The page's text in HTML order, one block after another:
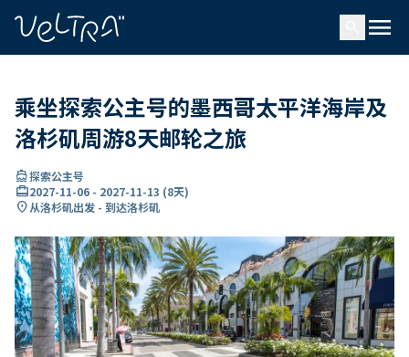
menu
乘坐探索公主号的墨西哥太平洋海岸及
洛杉矶周游8天邮轮之旅
directions_boat探索公主号
card_travel2027-11-06 - 2027-11-13 (8天)
location_on从洛杉矶出发 - 到达洛杉矶